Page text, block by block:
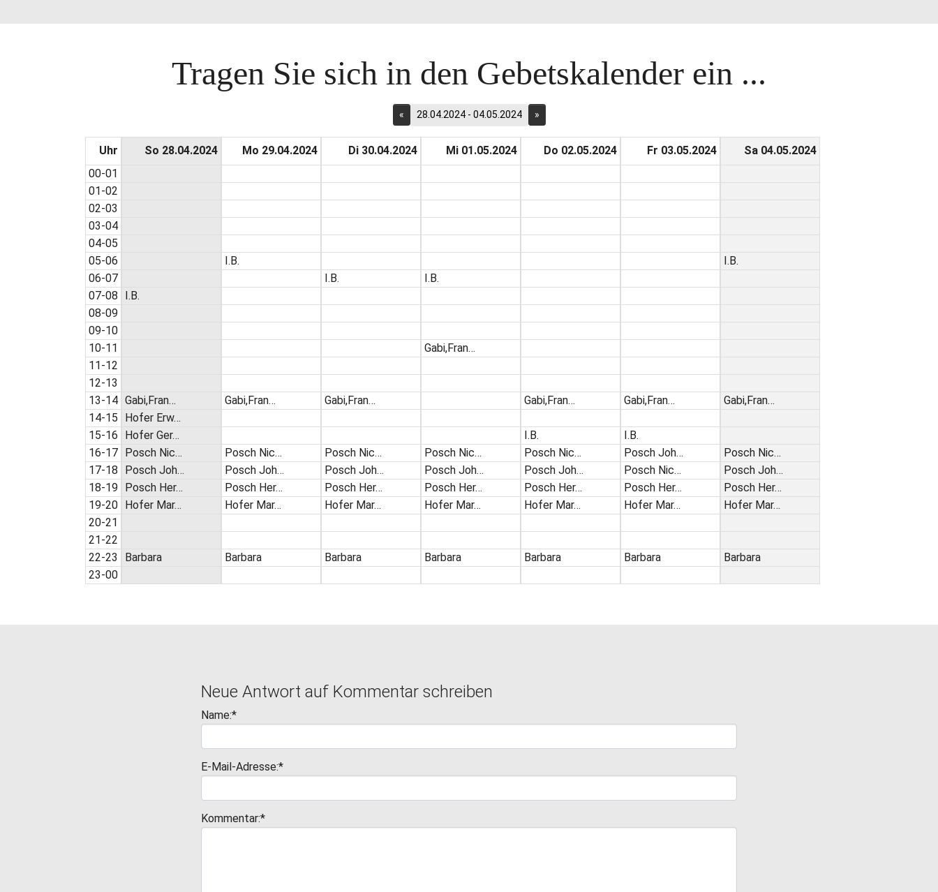
Tragen Sie sich in den Gebetskalender ein ...
« 28.04.2024 - 04.05.2024 »
Uhr
00-01
01-02
02-03
03-04
04-05
05-06
06-07
07-08
08-09
09-10
10-11
11-12
12-13
13-14
14-15
15-16
16-17
17-18
18-19
19-20
20-21
21-22
22-23
23-00
So 28.04.2024
I.B.
Gabi,Fran…
Hofer Erw…
Hofer Ger…
Posch Nic…
Posch Joh…
Posch Her…
Hofer Mar…
Barbara
Mo 29.04.2024
I.B.
Gabi,Fran…
Posch Nic…
Posch Joh…
Posch Her…
Hofer Mar…
Barbara
Di 30.04.2024
I.B.
Gabi,Fran…
Posch Nic…
Posch Joh…
Posch Her…
Hofer Mar…
Barbara
Mi 01.05.2024
I.B.
Gabi,Fran…
Posch Nic…
Posch Joh…
Posch Her…
Hofer Mar…
Barbara
Do 02.05.2024
Gabi,Fran…
I.B.
Posch Nic…
Posch Joh…
Posch Her…
Hofer Mar…
Barbara
Fr 03.05.2024
Gabi,Fran…
I.B.
Posch Joh…
Posch Nic…
Posch Her…
Hofer Mar…
Barbara
Sa 04.05.2024
I.B.
Gabi,Fran…
Posch Nic…
Posch Joh…
Posch Her…
Hofer Mar…
Barbara
Neue Antwort auf Kommentar schreiben
Name:*
E-Mail-Adresse:*
Kommentar:*